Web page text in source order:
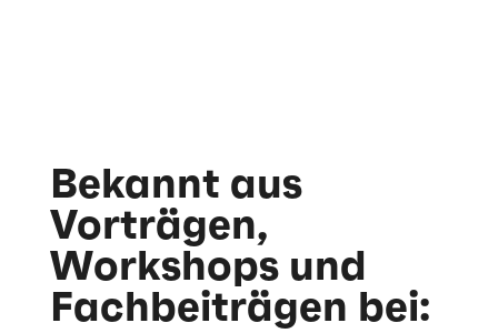
Bekannt aus
Vorträgen,
Workshops und
Fachbeiträgen bei: